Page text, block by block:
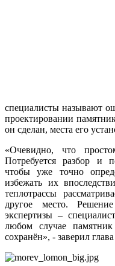
специалисты называют
проектировании
он сделан, места его
«Очевидно, что
Потребуется разбор и
чтобы уже точно
избежать их
теплотрассы
другое место.
экспертизы –
любом случае
сохранён», - заверил